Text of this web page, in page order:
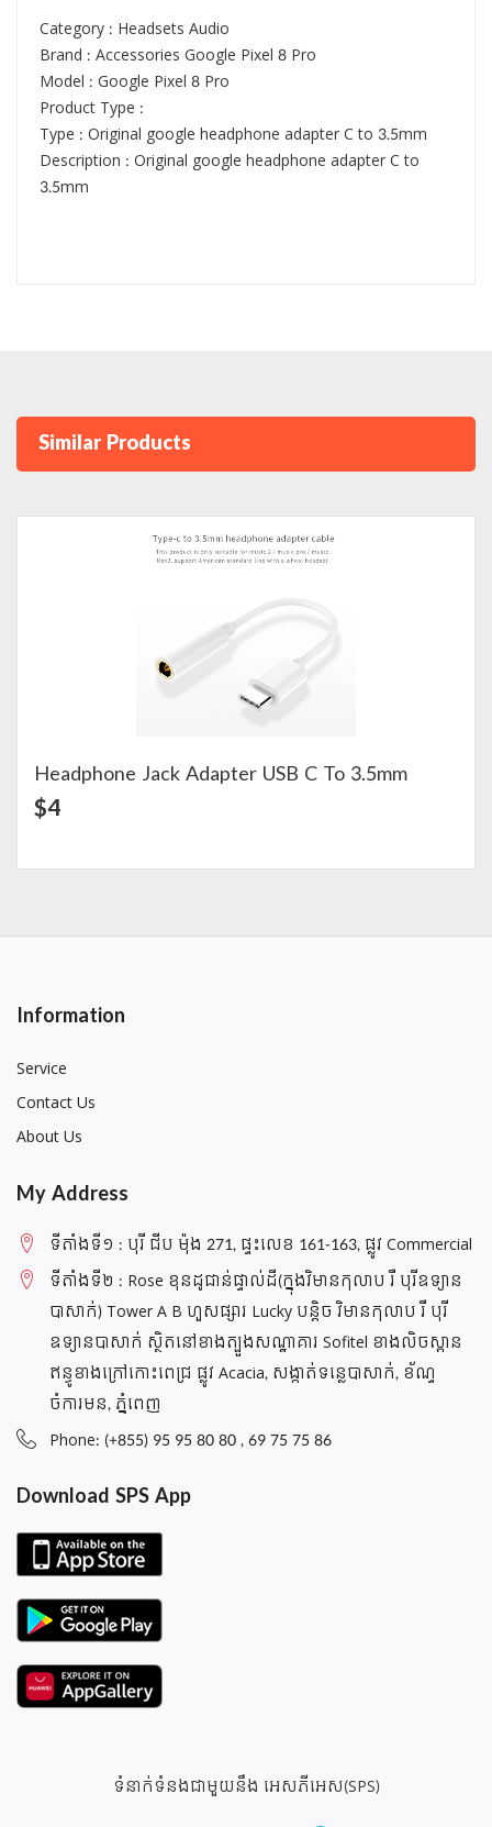
Category : Headsets Audio
Brand : Accessories Google Pixel 8 Pro
Model : Google Pixel 8 Pro
Product Type :
Type : Original google headphone adapter C to 3.5mm
Description : Original google headphone adapter C to
3.5mm
Similar Products
Headphone Jack Adapter USB C To 3.5mm
$4
View Detail
Information
Service
Contact Us
About Us
My Address
ទីតាំងទី១ : បុរី ជីប ម៉ុង 271, ផ្ទះលេខ 161-163, ផ្លូវ Commercial
ទីតាំងទី២ : Rose ខុនដូជាន់ផ្ទាល់ដី(ក្នុងវិមានកុលាប រឺ បុរីឧទ្យាន
បាសាក់) Tower A B ហួសផ្សារ Lucky បន្តិច វិមានកុលាប រឺ បុរី
ឧទ្យានបាសាក់ ស្ថិតនៅខាងត្បួងសណ្ឋាគារ Sofitel ខាងលិចស្ពាន
ឥន្ធូខាងក្រៅកោះពេជ្រ ផ្លូវ Acacia, សង្កាត់ទន្លេបាសាក់, ខ័ណ្ទ
ចំការមន, ភ្នំពេញ
Phone: (+855) 95 95 80 80 , 69 75 75 86
Download SPS App
ទំនាក់ទំនងជាមួយនឹង អេសភីអេស(SPS)